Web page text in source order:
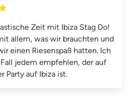
Zeit mit Ibiza Stag Do!
allem, was wir brauchten und
einen Riesenspaß hatten. Ich
jedem empfehlen, der auf
Party auf Ibiza ist.